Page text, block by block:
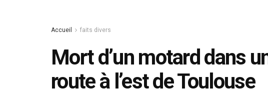
Accueil faits divers
Mort d’un motard dans
route à l’est de Toulouse